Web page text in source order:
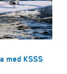
med KSSS